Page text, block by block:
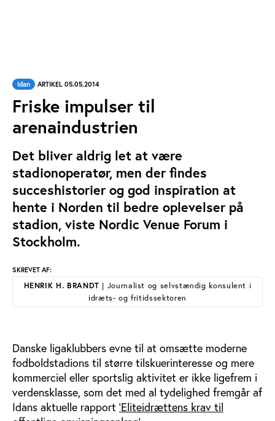
Idan ARTIKEL 05.05.2014
Friske impulser til
arenaindustrien
Det bliver aldrig let at være
stadionoperatør, men der findes
succeshistorier og god inspiration at
hente i Norden til bedre oplevelser på
stadion, viste Nordic Venue Forum i
Stockholm.
SKREVET AF:
HENRIK H. BRANDT | Journalist og selvstændig konsulent i
idræts- og fritidssektoren
Danske ligaklubbers evne til at omsætte moderne
fodboldstadions til større tilskuerinteresse og mere
kommerciel eller sportslig aktivitet er ikke ligefrem i
verdensklasse, som det med al tydelighed fremgår af
Idans aktuelle rapport ’Eliteidrættens krav til